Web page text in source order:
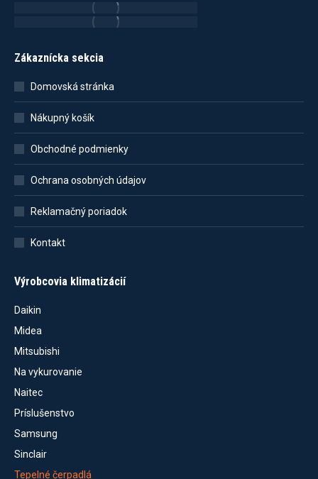
Zákaznícka sekcia
Domovská stránka
Nákupný košík
Obchodné podmienky
Ochrana osobných údajov
Reklamačný poriadok
Kontakt
Výrobcovia klimatizácií
Daikin
Midea
Mitsubishi
Na vykurovanie
Naitec
Príslušenstvo
Samsung
Sinclair
Tepelné čerpadlá